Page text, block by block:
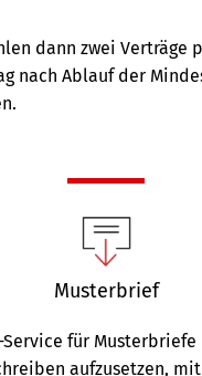
dann zwei Verträge
nach Ablauf der
Musterbrief
Service für
aufzusetzen,